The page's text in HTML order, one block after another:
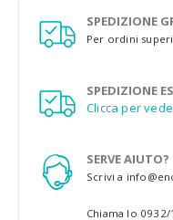
SPEDIZIONE
Per ordini
SPEDIZIONE
Clicca per
SERVE AIUTO?
Scrivi a
Chiama lo